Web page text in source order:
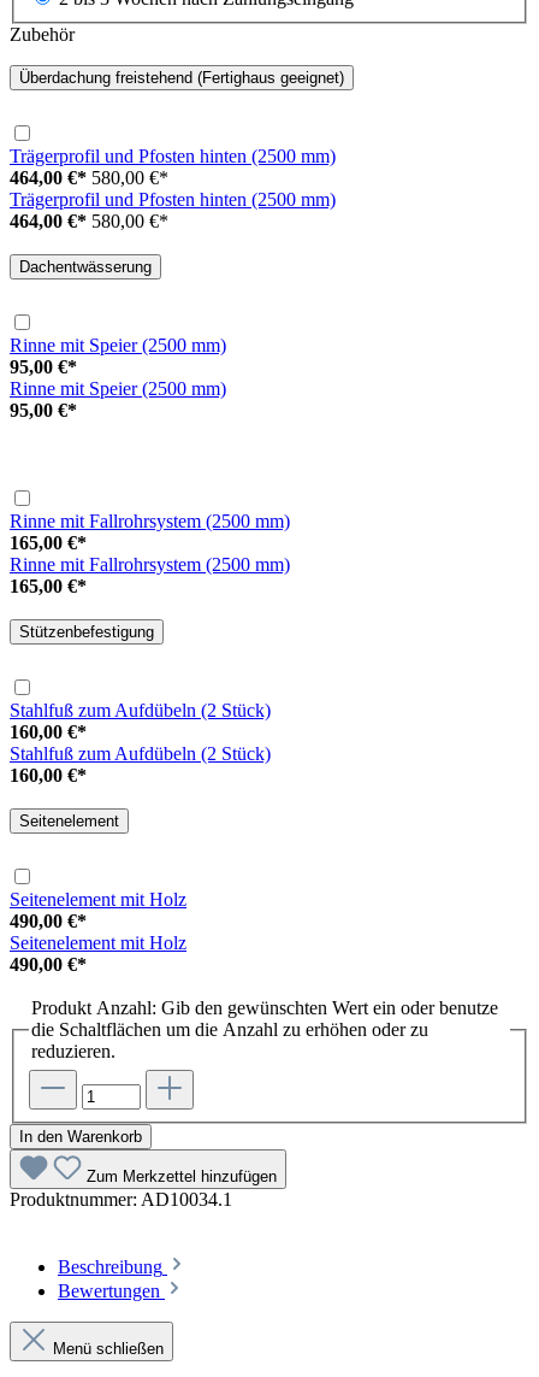
Zubehör
Überdachung freistehend (Fertighaus geeignet)
Trägerprofil und Pfosten hinten (2500 mm)
464,00 €* 580,00 €*
Trägerprofil und Pfosten hinten (2500 mm)
464,00 €* 580,00 €*
Dachentwässerung
Rinne mit Speier (2500 mm)
95,00 €*
Rinne mit Speier (2500 mm)
95,00 €*
Rinne mit Fallrohrsystem (2500 mm)
165,00 €*
Rinne mit Fallrohrsystem (2500 mm)
165,00 €*
Stützenbefestigung
Stahlfuß zum Aufdübeln (2 Stück)
160,00 €*
Stahlfuß zum Aufdübeln (2 Stück)
160,00 €*
Seitenelement
Seitenelement mit Holz
490,00 €*
Seitenelement mit Holz
490,00 €*
Produkt Anzahl: Gib den gewünschten Wert ein oder benutze
die Schaltflächen um die Anzahl zu erhöhen oder zu
reduzieren.
In den Warenkorb
Zum Merkzettel hinzufügen
Produktnummer: AD10034.1
Beschreibung
Bewertungen
Menü schließen